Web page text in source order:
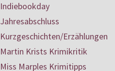
Indiebookday
Jahresabschluss
Kurzgeschichten/Erzählungen
Martin Krists Krimikritik
Miss Marples Krimitipps